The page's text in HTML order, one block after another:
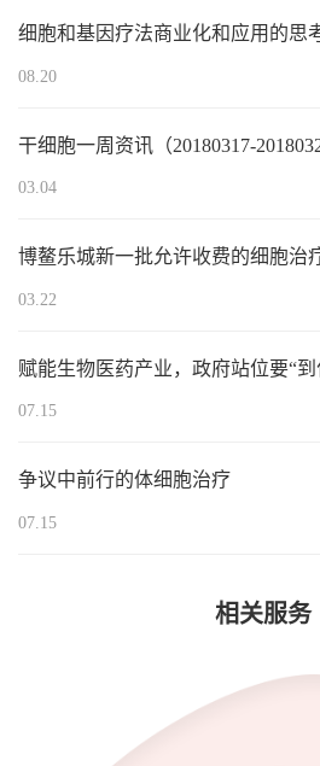
细胞和基因疗法商业化和应用的思
08.20
干细胞一周资讯（20180317-
03.04
博鳌乐城新一批允许收费的细胞治
03.22
赋能生物医药产业，政府站位要“
07.15
争议中前行的体细胞治疗
07.15
相关服务